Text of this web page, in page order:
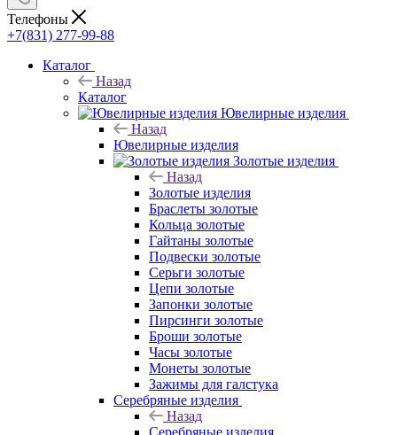
Телефоны
+7(831) 277-99-88
Каталог
Назад
Каталог
Ювелирные изделия
Назад
Ювелирные изделия
Золотые изделия
Назад
Золотые изделия
Браслеты золотые
Кольца золотые
Гайтаны золотые
Подвески золотые
Серьги золотые
Цепи золотые
Запонки золотые
Пирсинги золотые
Броши золотые
Часы золотые
Монеты золотые
Зажимы для галстука
Серебряные изделия
Назад
Серебряные изделия